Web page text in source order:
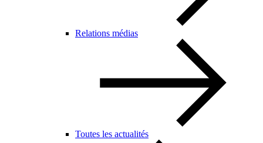
Relations médias
Toutes les actualités